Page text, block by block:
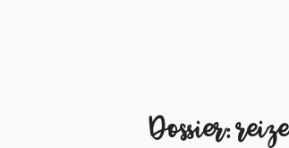
Dossier: